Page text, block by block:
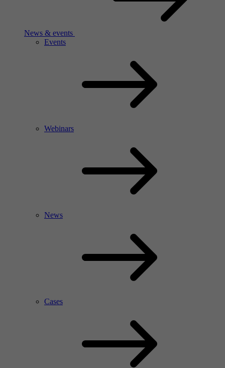
News & events
Events
Webinars
News
Cases